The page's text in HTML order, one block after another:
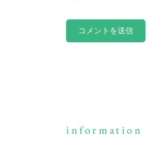
information